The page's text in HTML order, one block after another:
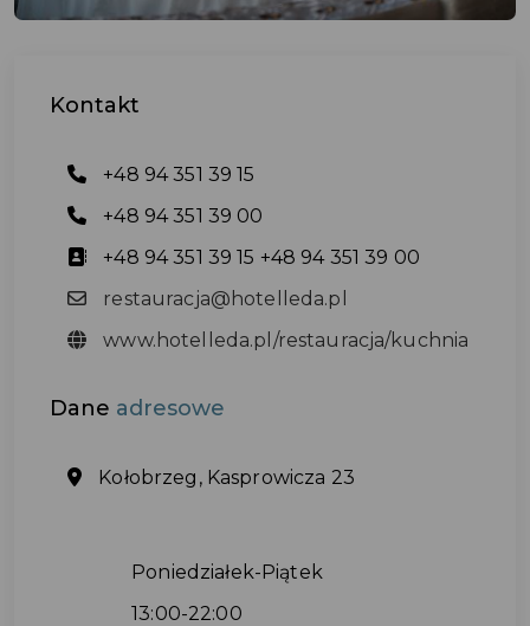
Kontakt
+48 94 351 39 15
+48 94 351 39 00
+48 94 351 39 15 +48 94 351 39 00
restauracja@hotelleda.pl
www.hotelleda.pl/restauracja/kuchnia
Dane adresowe
Kołobrzeg, Kasprowicza 23
Poniedziałek-Piątek
13:00-22:00